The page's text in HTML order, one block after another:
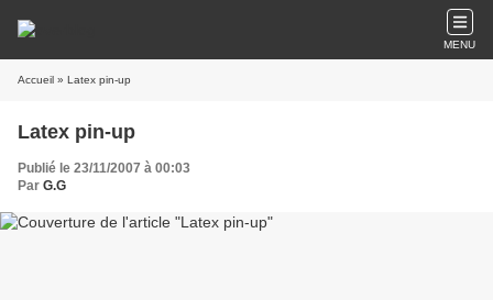
MENU
Accueil » Latex pin-up
Latex pin-up
Publié le 23/11/2007 à 00:03
Par G.G